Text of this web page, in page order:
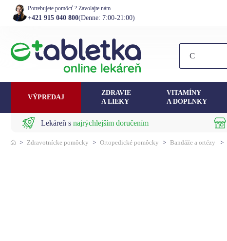
Potrebujete pomôcť ? Zavolajte nám
+421 915 040 800(Denne: 7:00-21:00)
VÝPREDAJ
ZDRAVIE
A LIEKY
VITAMÍNY
A DOPLNKY
Lekáreň snajrýchlejším doručením
> Zdravotnícke pomôcky > Ortopedické pomôcky > Bandáže a ortézy >